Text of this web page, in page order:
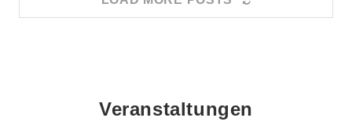
Veranstaltungen